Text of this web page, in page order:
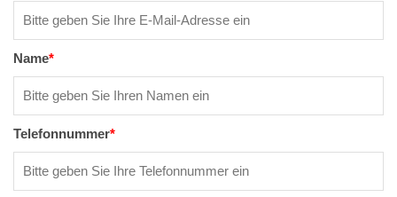
Name*
Telefonnummer*